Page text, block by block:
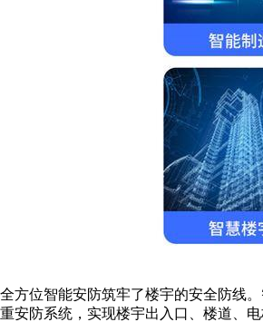
全方位智能安防筑牢了楼宇的安全防线
重安防系统，实现楼宇出入口、楼道、